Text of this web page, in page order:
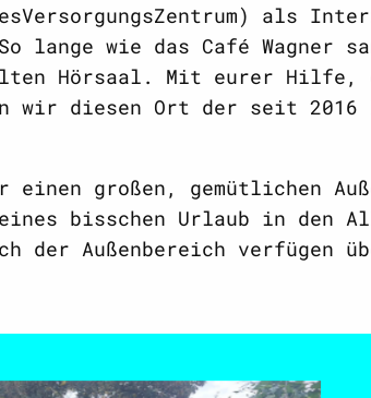
als
wie das Café Wagner
Hörsaal. Mit eurer Hilfe,
wir diesen Ort der seit
einen großen, gemütlichen
bisschen Urlaub in den
der Außenbereich verfügen